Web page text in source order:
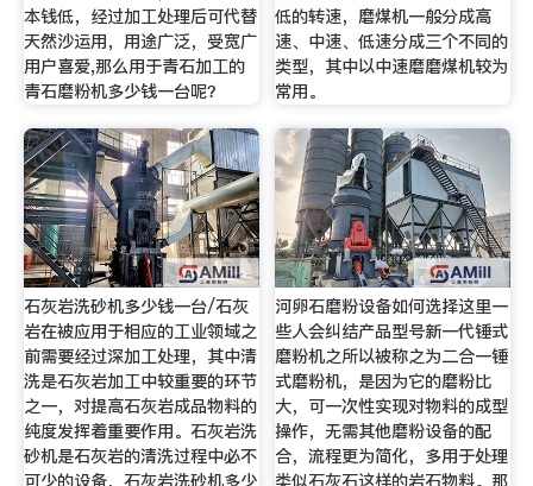
本钱低，经过加工处理后可代替
天然沙运用，用途广泛，受宽广
用户喜爱,那么用于青石加工的
青石磨粉机多少钱一台呢？
低的转速，磨煤机一般分成高
速、中速、低速分成三个不同的
类型，其中以中速磨磨煤机较为
常用。
石灰岩洗砂机多少钱一台/石灰
岩在被应用于相应的工业领域之
前需要经过深加工处理，其中清
洗是石灰岩加工中较重要的环节
之一，对提高石灰岩成品物料的
纯度发挥着重要作用。石灰岩洗
砂机是石灰岩的清洗过程中必不
可少的设备，石灰岩洗砂机多少
河卵石磨粉设备如何选择这里一
些人会纠结产品型号新一代锤式
磨粉机之所以被称之为二合一锤
式磨粉机，是因为它的磨粉比
大，可一次性实现对物料的成型
操作，无需其他磨粉设备的配
合，流程更为简化，多用于处理
类似石灰石这样的岩石物料。那